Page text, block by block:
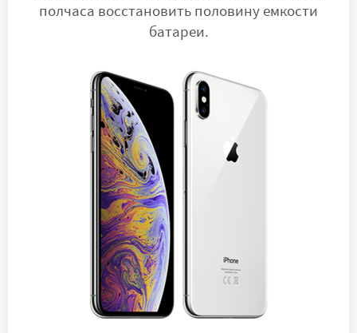
полчаса восстановить половину емкости
батареи.